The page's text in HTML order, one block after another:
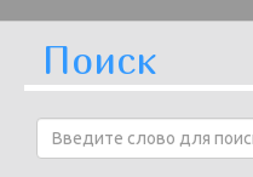
Поиск